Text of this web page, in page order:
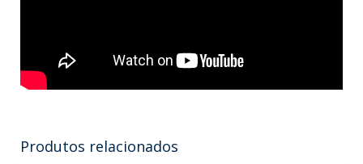
Produtos relacionados